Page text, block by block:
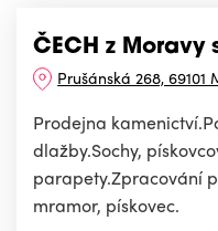
ČECH z Moravy
Prušánská 268, 69101
Prodejna
dlažby.Sochy,
parapety.Zpracování
mramor, pískovec.